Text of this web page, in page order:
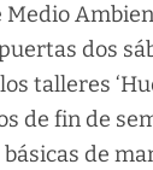
dos
talleres
de fin de
de